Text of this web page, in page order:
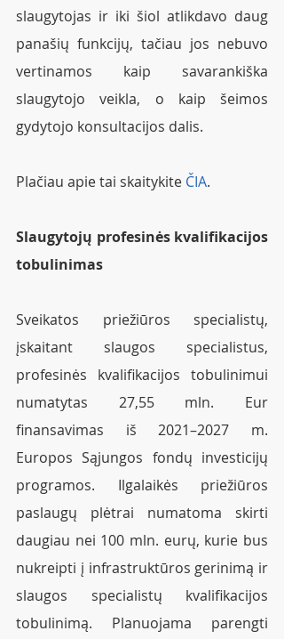
slaugytojas ir iki šiol atlikdavo daug
panašių funkcijų, tačiau jos nebuvo
vertinamos kaip savarankiška
slaugytojo veikla, o kaip šeimos
gydytojo konsultacijos dalis.
Plačiau apie tai skaitykite ČIA.
Slaugytojų profesinės kvalifikacijos
tobulinimas
Sveikatos priežiūros specialistų,
įskaitant slaugos specialistus,
profesinės kvalifikacijos tobulinimui
numatytas 27,55 mln. Eur
finansavimas iš 2021–2027 m.
Europos Sąjungos fondų investicijų
programos. Ilgalaikės priežiūros
paslaugų plėtrai numatoma skirti
daugiau nei 100 mln. eurų, kurie bus
nukreipti į infrastruktūros gerinimą ir
slaugos specialistų kvalifikacijos
tobulinimą. Planuojama parengti